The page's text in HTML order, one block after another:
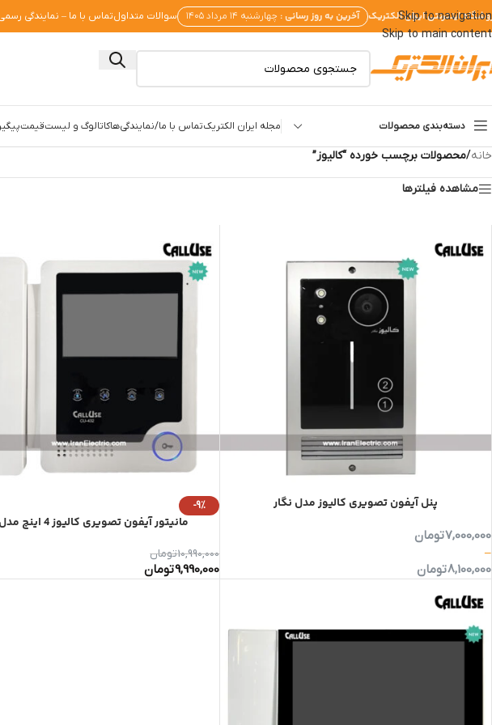
Skip to navigation
Skip to main content
اینترنتی ایران الکتریک آخرین به روز رسانی : چهارشنبه ۱۴ مرداد ۱۴۰۵ سوالات متداولتماس با ما – نمایندگی
دسته‌بندی محصولات مجله ایران الکتریکتماس با ما/نمایندگی‌هاکاتالوگ و لیست‌قیمت
خانه/محصولات برچسب خورده “کالیوز”
مشاهده فیلترها
پنل آیفون تصویری کالیوز مدل نگار
7,000,000تومان
–
8,100,000تومان
-9%
مانیتور آیفون تصویری کالیوز 4 اینچ مدل 433
10,990,000تومان
9,990,000تومان